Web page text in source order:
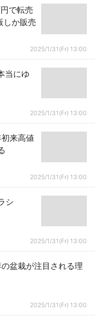
で転売
しか販売
2025/1/31(Fr) 13:00
当にゆ
2025/1/31(Fr) 13:00
来高値
2025/1/31(Fr) 13:00
シ
2025/1/31(Fr) 13:00
盆栽が注目される理
2025/1/31(Fr) 13:00